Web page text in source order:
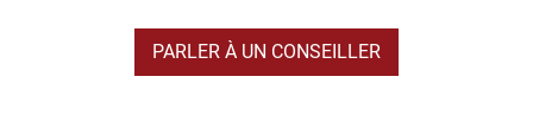
PARLER À UN CONSEILLER